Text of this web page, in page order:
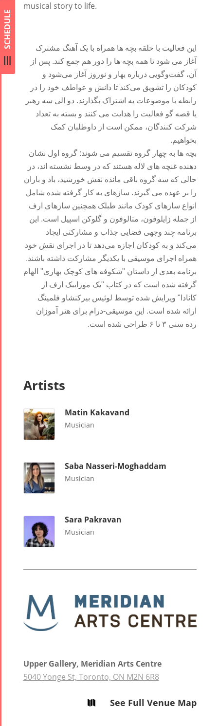
SCHEDULE
musical story to life.
این فعالیت با حلقه بچه ها همراه با یک آهنگ مشترک
آغاز می شود تا همه بچه ها را دور هم جمع کند. پس از
آن، گفت‌وگویی درباره بهار و نوروز آغاز می‌شود و
کودکان را تشویق می‌کند تا دانش و عواطف خود را در
رابطه با موضوعات به اشتراک بگذارند. دو الی سه رهبر
یا قصه گو فعالیت را هدایت می کنند و بسته به تعداد
شرکت کنندگان، ممکن است از داوطلبان کمک
بخواهیم.
بچه ها به چهار گروه تقسیم می شوند: گروه اول نشان
دهنده غنچه های لاله هستند که در وسط نشسته اند، در
حالی که سه گروه باقی مانده نقش خورشید، باد و باران
را بر عهده می گیرند. سازهای به کار گرفته شده شامل
انواع سازهای کودک مانند طبلک همچنین سازهای ارف
از جمله زایلوفون، متالوفون و گلوکن اسپیل است. این
برنامه چند وجهی فضایی جذاب و مشارکتی ایجاد
می‌کند و به کودکان اجازه می‌دهد تا در اجرای نقش خود
همراه اجرای موسیقی با یکدیگر مشارکت داشته باشند.
برنامه بعدی از داستان "شکوفه های کوچک بهاری" الهام
گرفته شده است که در کتاب "یک موزاییک ارف از
کانادا" ویرایش شده توسط لوئیس بیرکنشاو فلمینگ
ارائه شده است. این موسیقی-درام برای هنر آموزان
رده سنی ۳ تا ۶ طراحی شده است.
Artists
Matin Kakavand
Musician
Saba Nasseri-Moghaddam
Musician
Sara Pakravan
Musician
Upper Gallery, Meridian Arts Centre
5040 Yonge St, Toronto, ON M2N 6R8
 See Full Venue Map